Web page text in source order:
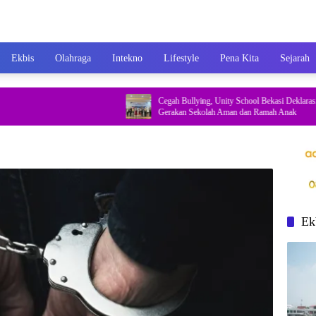
Ekbis Olahraga Intekno Lifestyle Pena Kita Sejarah
Cegah Bullying, Unity School Bekasi Deklarasikan
Gerakan Sekolah Aman dan Ramah Anak